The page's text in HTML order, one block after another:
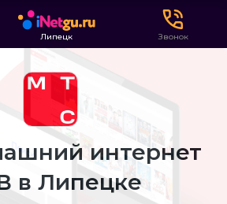
Липецк Звонок
интернет
в Липецке